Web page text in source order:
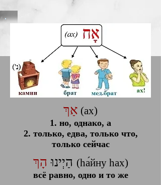
אַךְ (ах)
1. но, однако, а
2. только, едва, только что,
только сейчас
הַיְינוּ (hа́йну hах)
всё равно, одно и то же